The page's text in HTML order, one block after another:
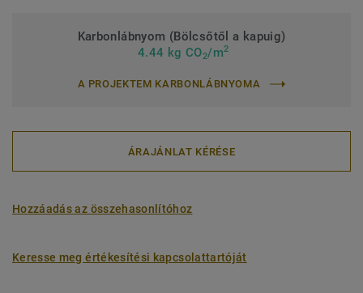
Karbonlábnyom (Bölcsőtől a kapuig)
4.44 kg CO2/m2
A PROJEKTEM KARBONLÁBNYOMA
ÁRAJÁNLAT KÉRÉSE
Hozzáadás az összehasonlítóhoz
Keresse meg értékesítési kapcsolattartóját